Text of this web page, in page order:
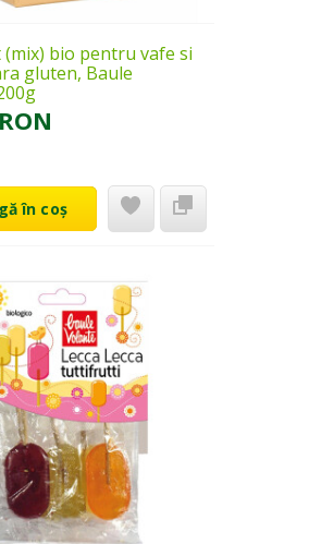
bio pentru vafe si
gluten, Baule
în coș